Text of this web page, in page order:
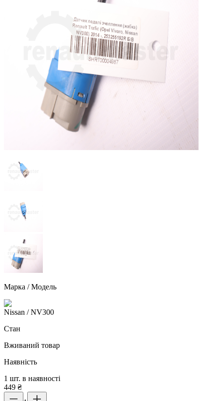
Марка / Модель
Nissan / NV300
Стан
Вживаний товар
Наявність
1 шт. в наявності
449 ₴